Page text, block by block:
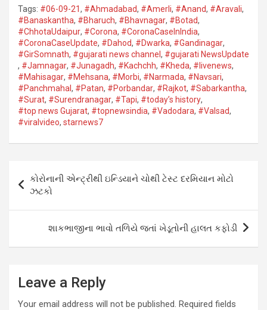
at
s
A
p
p
ce
b
o
o
k
tt
er
ail ke
dI
n
g
g
er
ail s
a
g
e
Tags: #06-09-21, #Ahmadabad, #Amerli, #Anand, #Aravali,
#Banaskantha​, #Bharuch, #Bhavnagar​, #Botad,
#ChhotaUdaipur, #Corona​, #CoronaCaseInIndia,
#CoronaCaseUpdate, #Dahod​, #Dwarka​, #Gandinagar,
#GirSomnath, #gujarati news channel , #gujarati NewsUpdate
, #Jamnagar​, #Junagadh​, #Kachchh, #Kheda​, #livenews,
#Mahisagar​, #Mehsana, #Morbi, #Narmada, #Navsari​,
#Panchmahal , #Patan​, #Porbandar​, #Rajkot​, #Sabarkantha​,
#Surat​, #Surendranagar, #Tapi​, #today’s history,
#top news Gujarat, #topnewsindia, #Vadodara​, #Valsad​,
#viralvideo, starnews7
Post
navigation
કોરોનાની એન્ટ્રીથી ઇન્ડિયાને ચોથી ટેસ્ટ દરમિયાન મોટો
ઝટકો
શાકભાજીના ભાવો તળિયે જતાં ખેડૂતોની હાલત કફોડી
Leave a Reply
Your email address will not be published. Required fields